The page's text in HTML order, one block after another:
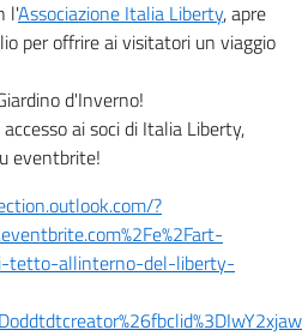
l'Associazione Italia Liberty, apre
per offrire ai visitatori un viaggio
d'Inverno!
ai soci di Italia Liberty,
eventbrite!
?
tetto-allinterno-del-liberty-